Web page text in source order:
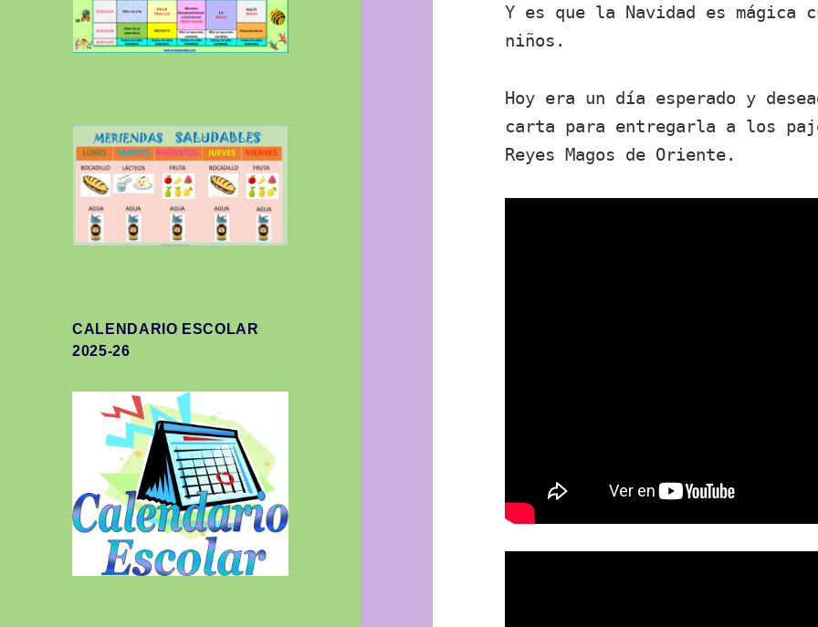
CALENDARIO ESCOLAR
2025-26
Y es que la Navidad es mágica
niños.
Hoy era un día esperado y
carta para entregarla a los
Reyes Magos de Oriente.